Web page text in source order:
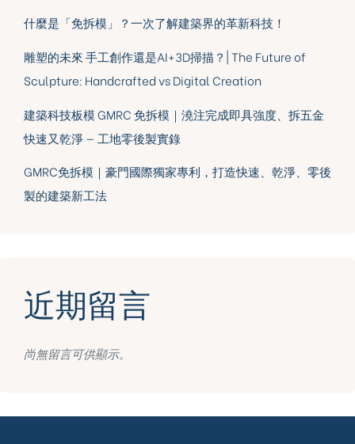
什麼是「免拆模」？一次了解建築界的革新科技！
雕塑的未來 手工創作還是AI+3D掃描？| The Future of
Sculpture: Handcrafted vs Digital Creation
建築科技板模 GMRC 免拆模｜澆注完成即具強度、拆五金
快速又乾淨 — 工地零後製實錄
GMRC免拆模｜豪門國際獨家專利，打造快速、乾淨、零後
製的建築新工法
近期留言
尚無留言可供顯示。